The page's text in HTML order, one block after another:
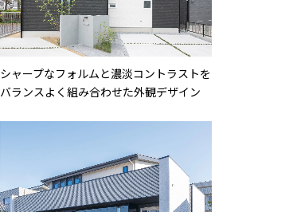
シャープなフォルムと濃淡コントラストを
バランスよく組み合わせた外観デザイン